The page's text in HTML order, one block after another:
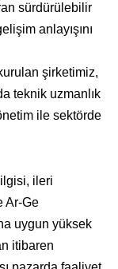
sürdürülebilir
anlayışını
şirketimiz,
teknik uzmanlık
ile sektörde
ileri
Ar-Ge
uygun yüksek
itibaren